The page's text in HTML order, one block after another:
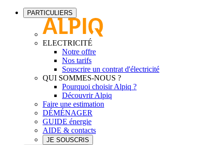
PARTICULIERS
ELECTRICITÉ
Notre offre
Nos tarifs
Souscrire un contrat d'électricité
QUI SOMMES-NOUS ?
Pourquoi choisir Alpiq ?
Découvrir Alpiq
Faire une estimation
DÉMÉNAGER
GUIDE énergie
AIDE & contacts
JE SOUSCRIS